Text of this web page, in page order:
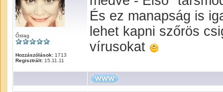
Őstag
Hozzászólások: 1713
Regisztrált: 15.11.11
És ez manapság is
lehet kapni szőrös
vírusokat